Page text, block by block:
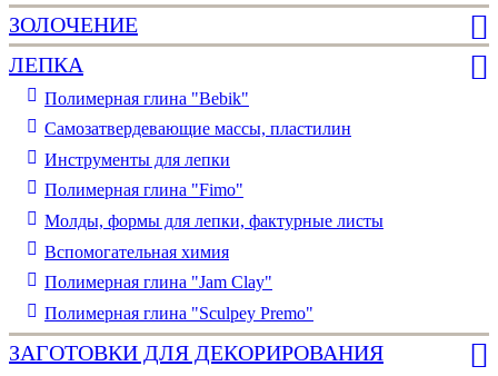
ЗОЛОЧЕНИЕ
ЛЕПКА
Полимерная глина "Bebik"
Самозатвердевающие массы, пластилин
Инструменты для лепки
Полимерная глина "Fimo"
Молды, формы для лепки, фактурные листы
Вспомогательная химия
Полимерная глина "Jam Clay"
Полимерная глина "Sculpey Premo"
ЗАГОТОВКИ ДЛЯ ДЕКОРИРОВАНИЯ